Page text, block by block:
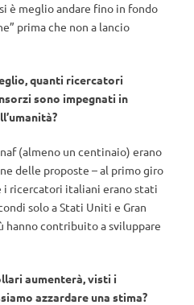
è meglio andare fino in fondo
prima che non a lancio
quanti ricercatori
sono impegnati in
(almeno un centinaio) erano
delle proposte – al primo giro
i ricercatori italiani erano stati
solo a Stati Uniti e Gran
hanno contribuito a sviluppare
aumenterà, visti i
azzardare una stima?